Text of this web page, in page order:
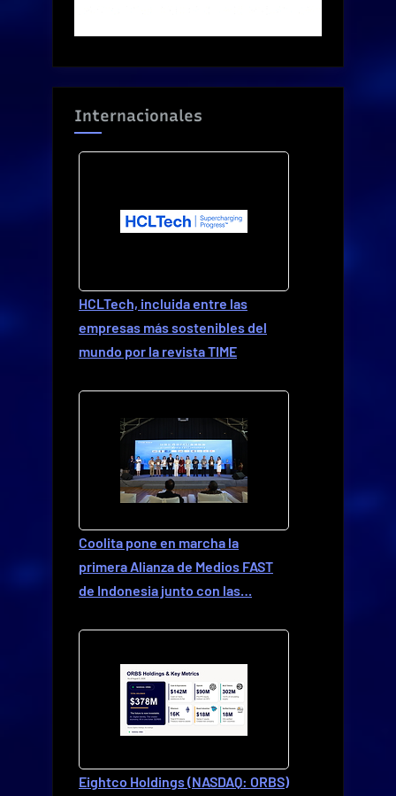
Internacionales
HCLTech, incluida entre las
empresas más sostenibles del
mundo por la revista TIME
Coolita pone en marcha la
primera Alianza de Medios FAST
de Indonesia junto con las…
Eightco Holdings (NASDAQ: ORBS)